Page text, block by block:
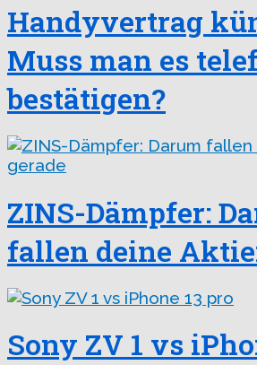
Handyvertrag
Muss man es
bestätigen?
ZINS-Dämpfer:
fallen deine
Sony ZV 1 vs